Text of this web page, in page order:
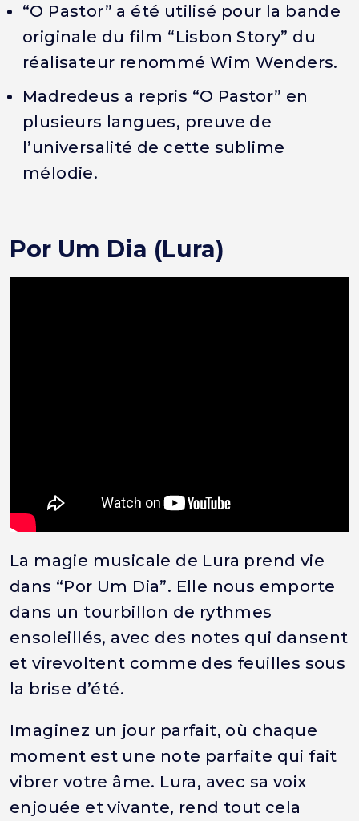
“O Pastor” a été utilisé pour la bande
originale du film “Lisbon Story” du
réalisateur renommé Wim Wenders.
Madredeus a repris “O Pastor” en
plusieurs langues, preuve de
l’universalité de cette sublime
mélodie.
Por Um Dia (Lura)
La magie musicale de Lura prend vie
dans “Por Um Dia”. Elle nous emporte
dans un tourbillon de rythmes
ensoleillés, avec des notes qui dansent
et virevoltent comme des feuilles sous
la brise d’été.
Imaginez un jour parfait, où chaque
moment est une note parfaite qui fait
vibrer votre âme. Lura, avec sa voix
enjouée et vivante, rend tout cela